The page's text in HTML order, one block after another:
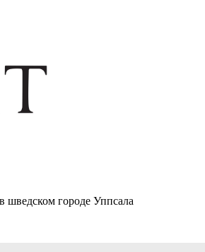
шведском городе Уппсала